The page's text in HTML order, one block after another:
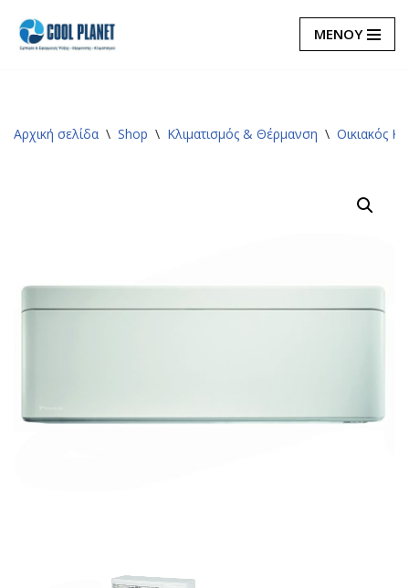
Μεταπηδήστε
ΜΕΝΟΥ
Αρχική σελίδα \ Shop \ Κλιματισμός & Θέρμανση \ Οικιακός